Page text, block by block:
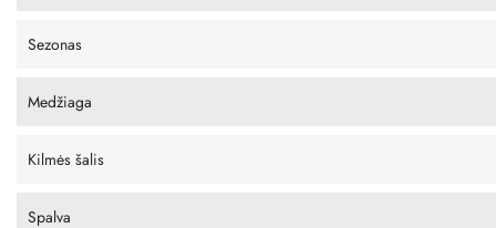
Sezonas
Medžiaga
Kilmės šalis
Spalva